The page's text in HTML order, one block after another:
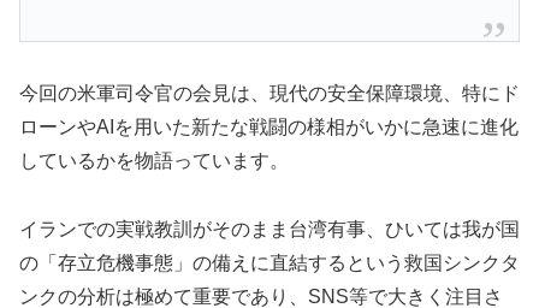
今回の米軍司令官の会見は、現代の安全保障環境、特にド
ローンやAIを用いた新たな戦闘の様相がいかに急速に進化
しているかを物語っています。
イランでの実戦教訓がそのまま台湾有事、ひいては我が国
の「存立危機事態」の備えに直結するという救国シンクタ
ンクの分析は極めて重要であり、SNS等で大きく注目さ